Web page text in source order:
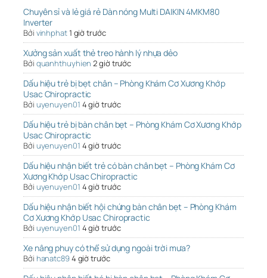
Chuyên sỉ và lẻ giá rẻ Dàn nóng Multi DAIKIN 4MKM80
Inverter
Bởi vinhphat1 giờ trước
Xưởng sản xuất thẻ treo hành lý nhựa dẻo
Bởi quanhthuyhien 2 giờ trước
Dấu hiệu trẻ bị bẹt chân – Phòng Khám Cơ Xương Khớp
Usac Chiropractic
Bởi uyenuyen01 4 giờ trước
Dấu hiệu trẻ bị bàn chân bẹt – Phòng Khám Cơ Xương Khớp
Usac Chiropractic
Bởi uyenuyen01 4 giờ trước
Dấu hiệu nhận biết trẻ có bàn chân bẹt – Phòng Khám Cơ
Xương Khớp Usac Chiropractic
Bởi uyenuyen01 4 giờ trước
Dấu hiệu nhận biết hội chứng bàn chân bẹt – Phòng Khám
Cơ Xương Khớp Usac Chiropractic
Bởi uyenuyen01 4 giờ trước
Xe nâng phuy có thể sử dụng ngoài trời mưa?
Bởi hanatc894 giờ trước